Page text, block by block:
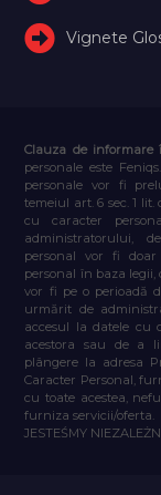
Vignete
Clauza de informare
personale este
personale vor fi
temeiul art. 6 sec. 1
cu caracter
administratorului,
personal vor fi
personal în baza
vor fi pe o perioadă
urmărit de
accesul la datele cu
acestora sau de a
plângere la adresa
Caracter Personal,
cu toate acestea,
furniza servicii/oferta.
JESTEŚMY